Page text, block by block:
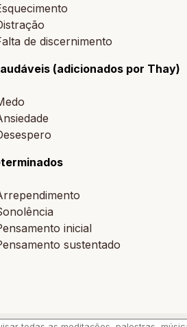
de discernimento
(adicionados por Thay)
inicial
sustentado